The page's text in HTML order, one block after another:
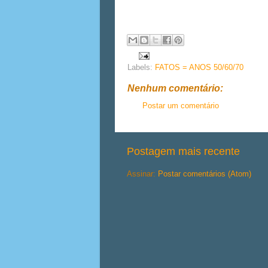
Labels: FATOS = ANOS 50/60/70
Nenhum comentário:
Postar um comentário
Postagem mais recente
Assinar: Postar comentários (Atom)